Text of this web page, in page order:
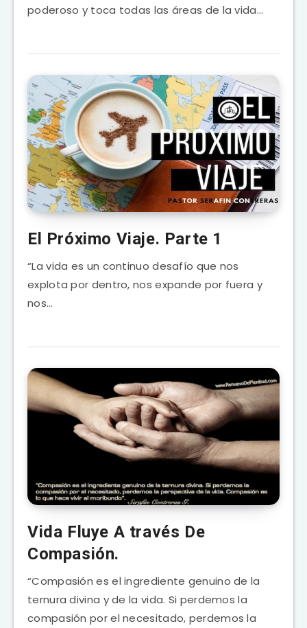
poderoso y toca todas las áreas de la vida…
El Próximo Viaje. Parte 1
“La vida es un continuo desafío que nos
explota por dentro, nos expande por fuera y
nos…
Vida Fluye A través De
Compasión.
“Compasión es el ingrediente genuino de la
ternura divina y de la vida. Si perdemos la
compasión por el necesitado, perdemos la